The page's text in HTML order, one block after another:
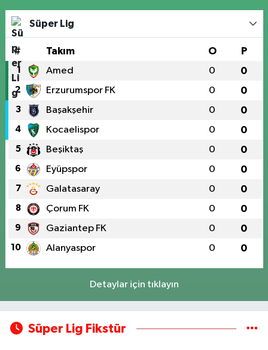
Süper Lig
# Takım O P
1 Amed 0 0
2 Erzurumspor FK 0 0
3 Başakşehir 0 0
4 Kocaelispor 0 0
5 Beşiktaş 0 0
6 Eyüpspor 0 0
7 Galatasaray 0 0
8 Çorum FK 0 0
9 Gaziantep FK 0 0
10 Alanyaspor 0 0
Detaylar için tıklayın
Süper Lig Fikstür